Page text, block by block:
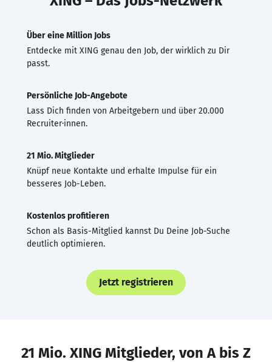
Über eine Million Jobs
Entdecke mit XING genau den Job, der wirklich zu Dir
passt.
Persönliche Job-Angebote
Lass Dich finden von Arbeitgebern und über 20.000
Recruiter·innen.
21 Mio. Mitglieder
Knüpf neue Kontakte und erhalte Impulse für ein
besseres Job-Leben.
Kostenlos profitieren
Schon als Basis-Mitglied kannst Du Deine Job-Suche
deutlich optimieren.
Jetzt registrieren
21 Mio. XING Mitglieder, von A bis Z